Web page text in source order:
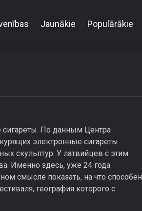
Jaunākie Populārākie
сигареты. По данным Центра
электронные сигареты
скульптур. У латвийцев с этим
Именно здесь, уже 24 года
смысле показать, на что способен
география которого с